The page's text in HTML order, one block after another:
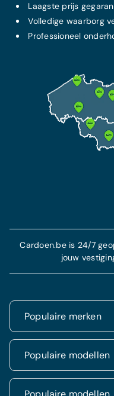
Laagste prijs
Volledige waarborg
Professioneel
Populaire merken
Renault
Dacia
Populaire modellen
Renault Clio
Cardoen.be is 24/7
jouw